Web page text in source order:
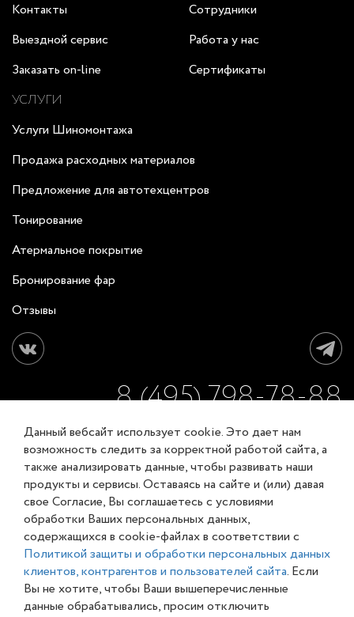
Данный вебсайт использует cookie. Это дает нам
возможность следить за корректной работой сайта, а
также анализировать данные, чтобы развивать наши
продукты и сервисы. Оставаясь на сайте и (или) давая
свое Согласие, Вы соглашаетесь с условиями
обработки Ваших персональных данных,
содержащихся в cookie-файлах в соответствии с
Политикой защиты и обработки персональных данных
клиентов, контрагентов и пользователей сайта. Если
Вы не хотите, чтобы Ваши вышеперечисленные
данные обрабатывались, просим отключить
Контакты
Выездной сервис
Заказать on-line
Сотрудники
Работа у нас
Сертификаты
УСЛУГИ
Услуги Шиномонтажа
Продажа расходных материалов
Предложение для автотехцентров
Тонирование
Атермальное покрытие
Бронирование фар
Отзывы
8 (495) 798-78-88
ЗАКАЗАТЬ ОБРАТНЫЙ ЗВОНОК
Соглашение об обработке персональных данных
© XL-Groupp 2007-2026
Обращаем ваше внимание на то, что данный интернет-сайт